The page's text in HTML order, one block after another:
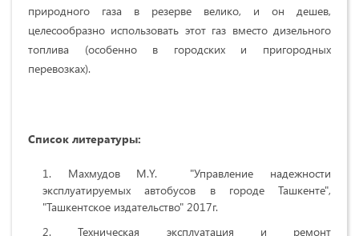
природного газа в резерве велико, и он дешев,
целесообразно использовать этот газ вместо дизельного
топлива (особенно в городских и пригородных
перевозках).
Список литературы:
Махмудов М.Y. "Управление надежности
эксплуатируемых автобусов в городе Ташкенте",
"Ташкентское издательство" 2017г.
Техническая эксплуатация и ремонт